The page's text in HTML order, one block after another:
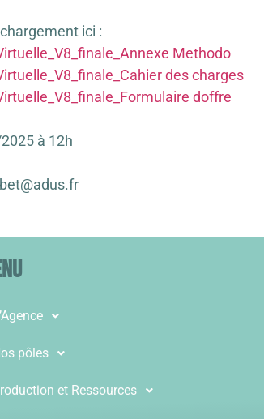
ici :
Methodo
des charges
doffre
à 12h
pôles
et Ressources